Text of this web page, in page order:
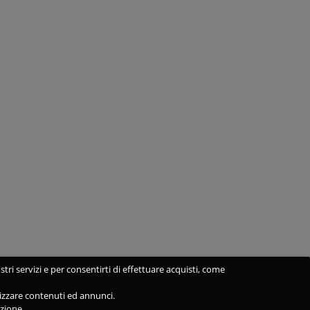
servizi e per consentirti di effettuare acquisti, come
contenuti ed annunci.